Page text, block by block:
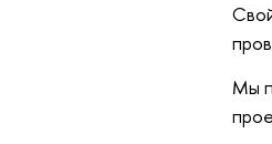
Мы